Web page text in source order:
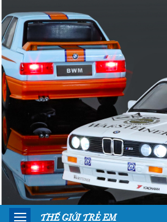
THẾ GIỚI TRẺ EM